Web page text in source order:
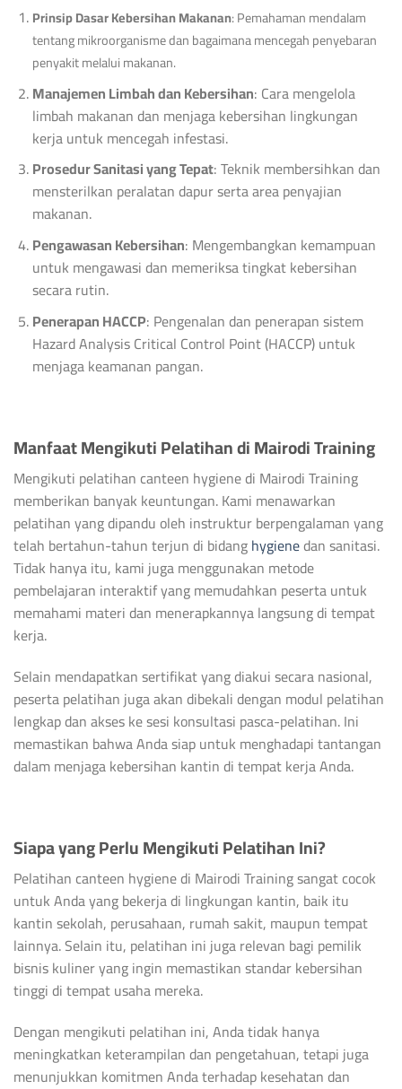
Prinsip Dasar Kebersihan Makanan: Pemahaman mendalam
tentang mikroorganisme dan bagaimana mencegah penyebaran
penyakit melalui makanan.
Manajemen Limbah dan Kebersihan: Cara mengelola
limbah makanan dan menjaga kebersihan lingkungan
kerja untuk mencegah infestasi.
Prosedur Sanitasi yang Tepat: Teknik membersihkan dan
mensterilkan peralatan dapur serta area penyajian
makanan.
Pengawasan Kebersihan: Mengembangkan kemampuan
untuk mengawasi dan memeriksa tingkat kebersihan
secara rutin.
Penerapan HACCP: Pengenalan dan penerapan sistem
Hazard Analysis Critical Control Point (HACCP) untuk
menjaga keamanan pangan.
Manfaat Mengikuti Pelatihan di Mairodi Training
Mengikuti pelatihan canteen hygiene di Mairodi Training
memberikan banyak keuntungan. Kami menawarkan
pelatihan yang dipandu oleh instruktur berpengalaman yang
telah bertahun-tahun terjun di bidanghygienedan sanitasi.
Tidak hanya itu, kami juga menggunakan metode
pembelajaran interaktif yang memudahkan peserta untuk
memahami materi dan menerapkannya langsung di tempat
kerja.
Selain mendapatkan sertifikat yang diakui secara nasional,
peserta pelatihan juga akan dibekali dengan modul pelatihan
lengkap dan akses ke sesi konsultasi pasca-pelatihan. Ini
memastikan bahwa Anda siap untuk menghadapi tantangan
dalam menjaga kebersihan kantin di tempat kerja Anda.
Siapa yang Perlu Mengikuti Pelatihan Ini?
Pelatihan canteen hygiene di Mairodi Training sangat cocok
untuk Anda yang bekerja di lingkungan kantin, baik itu
kantin sekolah, perusahaan, rumah sakit, maupun tempat
lainnya. Selain itu, pelatihan ini juga relevan bagi pemilik
bisnis kuliner yang ingin memastikan standar kebersihan
tinggi di tempat usaha mereka.
Dengan mengikuti pelatihan ini, Anda tidak hanya
meningkatkan keterampilan dan pengetahuan, tetapi juga
menunjukkan komitmen Anda terhadap kesehatan dan